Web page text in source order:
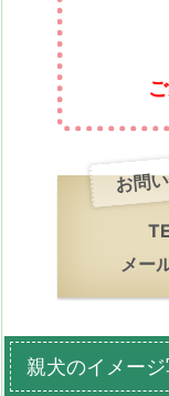
お問
メー
親犬のイメー